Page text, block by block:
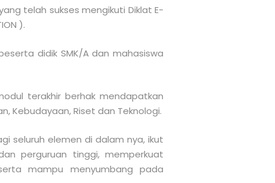
telah sukses mengikuti Diklat E-
).
didik SMK/A dan mahasiswa
terakhir berhak mendapatkan
Kebudayaan, Riset dan Teknologi.
seluruh elemen di dalam nya, ikut
perguruan tinggi, memperkuat
mampu menyumbang pada